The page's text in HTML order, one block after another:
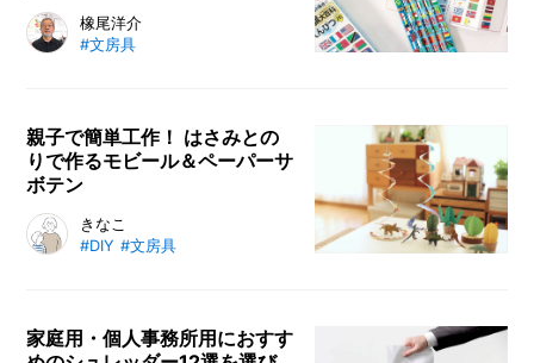
フネス」を筆箱で表現するため、大
人になった僕が考える「最強の筆箱
国旗が印刷された鉛筆は、多くの小
学生に支持されてきました。「書け
イテムとなりました。制作・販売す
るクツワ株式会社に商品開発の裏側
を聞いてきました。
橡尾洋介
#文房具
親子で簡単工作！ はさみとの
りで作るモビール＆ペーパーサ
ボテン
親子で楽しめるクラフトアイデアが
人気のインスタグラマー・きなこさ
ランド「プラス」の開発担当者も交
きなこ
#DIY #文房具
家庭用・個人事務所用におすす